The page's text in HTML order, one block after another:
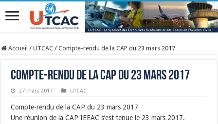
Accueil / UTCAC / Compte-rendu de la CAP du 23 mars 2017
Compte-rendu de la CAP du 23 mars 2017
27 mars 2017 UTCAC
Compte-rendu de la CAP du 23 mars 2017
Une réunion de la CAP IEEAC s’est tenue le 23 mars 2017.